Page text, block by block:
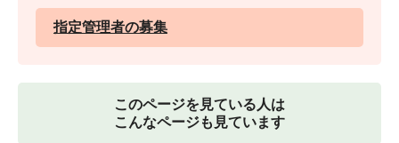
指定管理者の募集
このページを見ている人は
こんなページも見ています